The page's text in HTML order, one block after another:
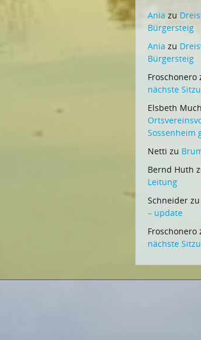
Ania zu
Bürgersteig
Ania zu
Bürgersteig
Froschonero
nächste
Elsbeth
Sossenheim
Netti zu
Bernd Huth
Leitung
Schneider
– update
Froschonero
nächste